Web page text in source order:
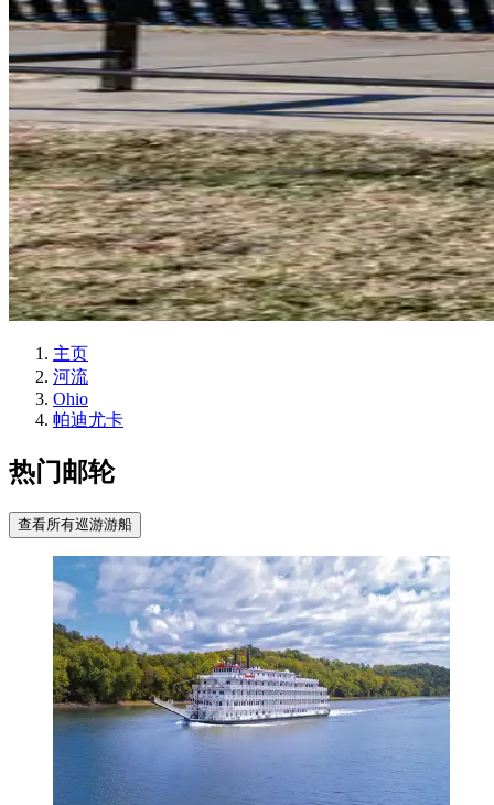
主页
河流
Ohio
帕迪尤卡
热门邮轮
查看所有巡游游船